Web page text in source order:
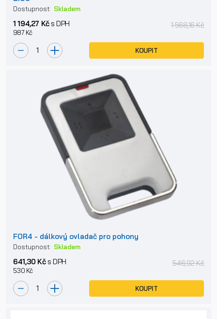
Dostupnost: Skladem
1 194,27 Kčs DPH
987 Kč
1 568,16 Kč
KOUPIT
FOR4 - dálkový ovladač pro pohony
Dostupnost: Skladem
641,30 Kčs DPH
530 Kč
546,92 Kč
KOUPIT